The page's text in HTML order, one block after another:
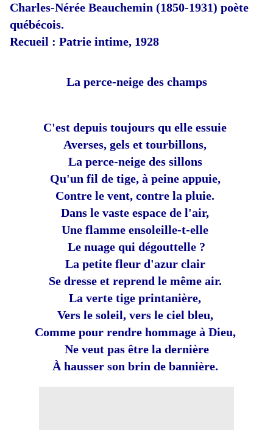
Charles-Nérée Beauchemin (1850-1931) poète
québécois.
Recueil : Patrie intime, 1928
La perce-neige des champs
C'est depuis toujours qu elle essuie
Averses, gels et tourbillons,
La perce-neige des sillons
Qu'un fil de tige, à peine appuie,
Contre le vent, contre la pluie.
Dans le vaste espace de l'air,
Une flamme ensoleille-t-elle
Le nuage qui dégouttelle ?
La petite fleur d'azur clair
Se dresse et reprend le même air.
La verte tige printanière,
Vers le soleil, vers le ciel bleu,
Comme pour rendre hommage à Dieu,
Ne veut pas être la dernière
À hausser son brin de bannière.